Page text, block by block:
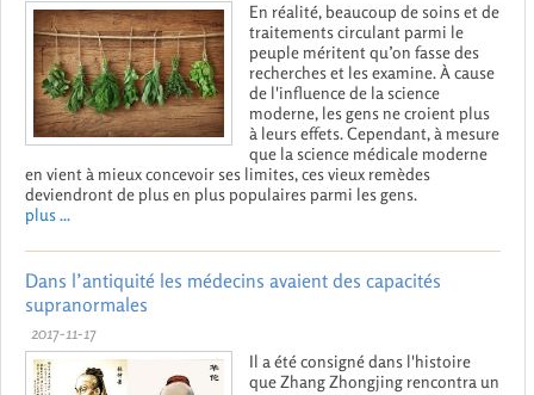
En réalité, beaucoup de soins et de
traitements circulant parmi le
peuple méritent qu’on fasse des
recherches et les examine. À cause
de l'influence de la science
moderne, les gens ne croient plus
à leurs effets. Cependant, à mesure
que la science médicale moderne
en vient à mieux concevoir ses limites, ces vieux remèdes
deviendront de plus en plus populaires parmi les gens.
plus ...
Dans l’antiquité les médecins avaient des capacités
supranormales
2017-11-17
Il a été consigné dans l'histoire
que Zhang Zhongjing rencontra un